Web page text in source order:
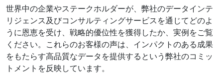
世界中の企業やステークホルダーが、弊社のデータインテ
リジェンス及びコンサルティングサービスを通じてどのよ
うに恩恵を受け、戦略的優位性を獲得したか、実例をご覧
ください。これらのお客様の声は、インパクトのある成果
をもたらす高品質なデータを提供するという弊社のコミッ
トメントを反映しています。